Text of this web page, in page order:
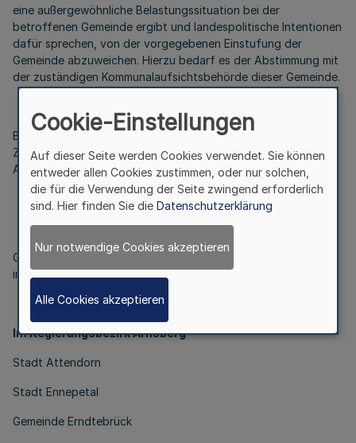
eine außergewöhnliche Belastungssituation bei der
betroffenen Gemeinde ergibt und landespolitische Intentionen
dafür sprechen, von der vorgegebenen Einstufung der
Gemeinde abzuweichen. Hierzu bedarf es der Abstimmung mit
der zuständigen Kommunalaufsichtsbehörde dieser Gemeinde.
Bei der Bemessung der Fördersätze für zweckgebundene
Zuweisungen an Gemeinden (GV) sind die vorstehenden
Ausführungen zu beachten.
Gemeinden mit überdurchschnittlicher Finanzkraft
im Haushaltsjahr 2004
Im Regierungsbezirk Arnsberg
Stadt Attendorn
Stadt Ennepetal
Gemeinde Erndtebrück
Cookie-Einstellungen
Auf dieser Seite werden Cookies verwendet. Sie können
entweder allen Cookies zustimmen, oder nur solchen,
die für die Verwendung der Seite zwingend erforderlich
sind. Hier finden Sie die Datenschutzerklärung
Nur notwendige Cookies akzeptieren
Alle Cookies akzeptieren